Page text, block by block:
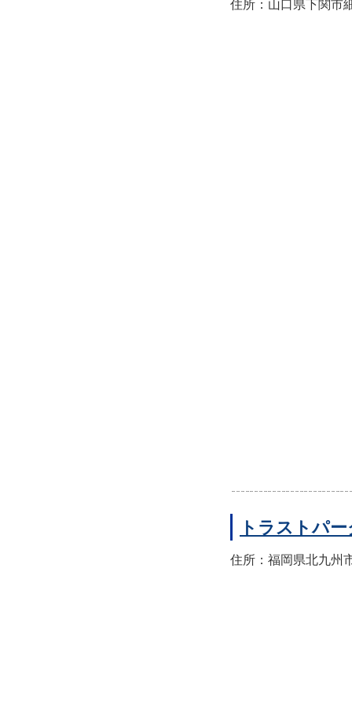
住所：山口県下関市
トラストパ
住所：福岡県北九州